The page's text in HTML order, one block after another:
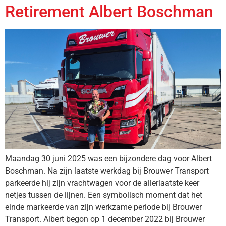
Retirement Albert Boschman
Maandag 30 juni 2025 was een bijzondere dag voor Albert
Boschman. Na zijn laatste werkdag bij Brouwer Transport
parkeerde hij zijn vrachtwagen voor de allerlaatste keer
netjes tussen de lijnen. Een symbolisch moment dat het
einde markeerde van zijn werkzame periode bij Brouwer
Transport. Albert begon op 1 december 2022 bij Brouwer